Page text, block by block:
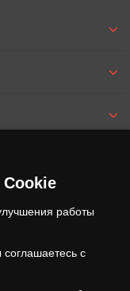
Cookie
работы
с